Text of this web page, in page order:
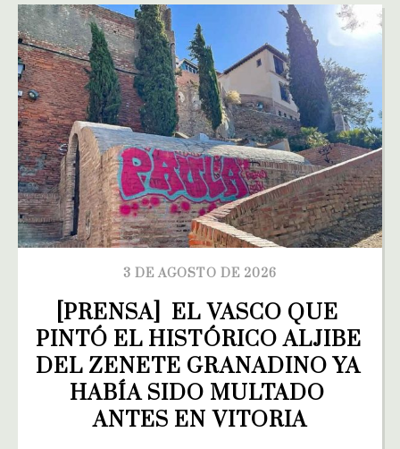
3 DE AGOSTO DE 2026
[PRENSA]  EL VASCO QUE
PINTÓ EL HISTÓRICO ALJIBE
DEL ZENETE GRANADINO YA
HABÍA SIDO MULTADO
ANTES EN VITORIA